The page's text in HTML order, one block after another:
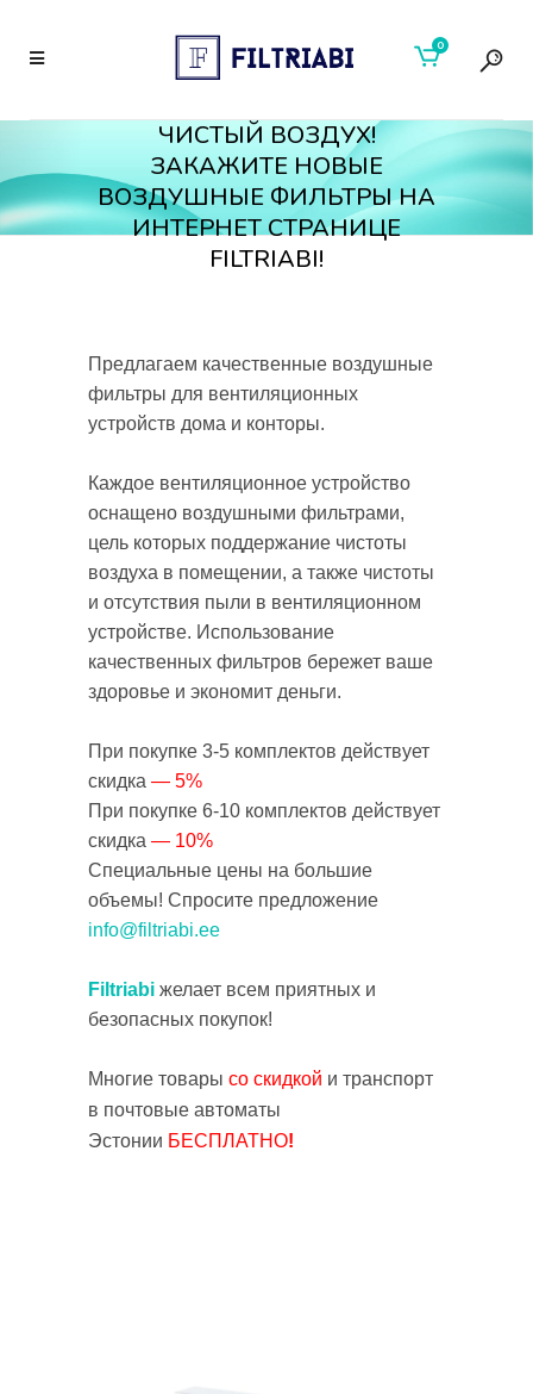
0
ЧИСТЫЙ ВОЗДУХ!
ЗАКАЖИТЕ НОВЫЕ
ВОЗДУШНЫЕ ФИЛЬТРЫ НА
ИНТЕРНЕТ СТРАНИЦЕ
FILTRIABI!
Предлагаем качественные воздушные
фильтры для вентиляционных
устройств дома и конторы.
Каждое вентиляционное устройство
оснащено воздушными фильтрами,
цель которых поддержание чистоты
воздуха в помещении, а также чистоты
и отсутствия пыли в вентиляционном
устройстве. Использование
качественных фильтров бережет ваше
здоровье и экономит деньги.
При покупке 3-5 комплектов действует
скидка — 5%
При покупке 6-10 комплектов действует
скидка — 10%
Специальные цены на большие
объемы! Спросите предложение
info@filtriabi.ee
Filtriabi желает всем приятных и
безопасных покупок!
Многие товары со скидкой и транспорт
в почтовые автоматы
Эстонии БЕСПЛАТНO!